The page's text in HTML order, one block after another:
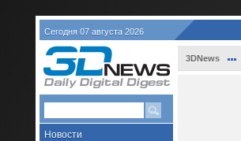
Сегодня 07 августа 2026
Новости
3DNews